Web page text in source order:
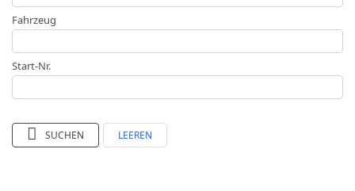
Fahrzeug
Start-Nr.
SUCHEN LEEREN